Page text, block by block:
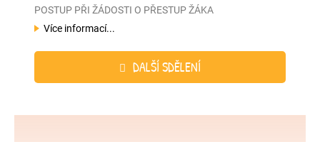
POSTUP PŘI ŽÁDOSTI O PŘESTUP ŽÁKA
Více informací...
DALŠÍ SDĚLENÍ